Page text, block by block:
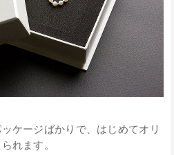
ケージばかりで、はじめてオリ
れます。